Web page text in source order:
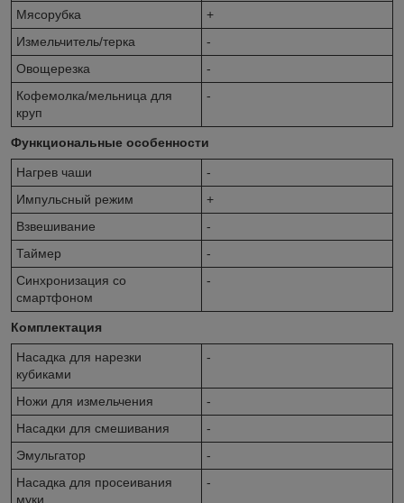
Мясорубка
+
Измельчитель/терка
-
Овощерезка
-
Кофемолка/мельница для
круп
-
Функциональные особенности
Нагрев чаши
-
Импульсный режим
+
Взвешивание
-
Таймер
-
Синхронизация со
смартфоном
-
Комплектация
Насадка для нарезки
кубиками
-
Ножи для измельчения
-
Насадки для смешивания
-
Эмульгатор
-
Насадка для просеивания
муки
-